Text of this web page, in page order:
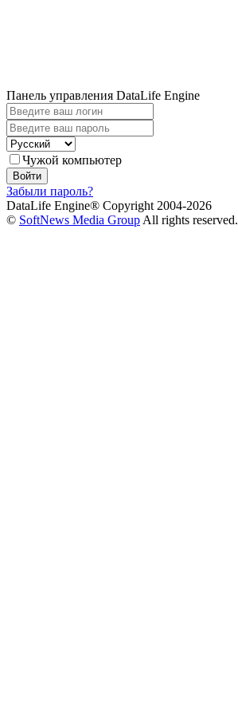
Панель управления DataLife Engine
Чужой компьютер
Войти
Забыли пароль?
DataLife Engine® Copyright 2004-2026
© SoftNews Media Group All rights reserved.